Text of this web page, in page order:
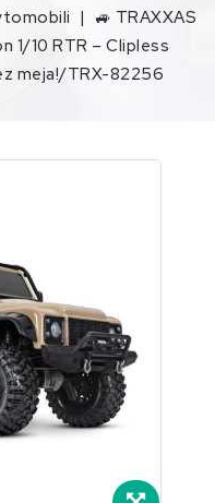
🚙 TRAXXAS
1/10 RTR – Clipless
meja!/TRX-82256